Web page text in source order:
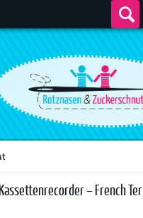
– French